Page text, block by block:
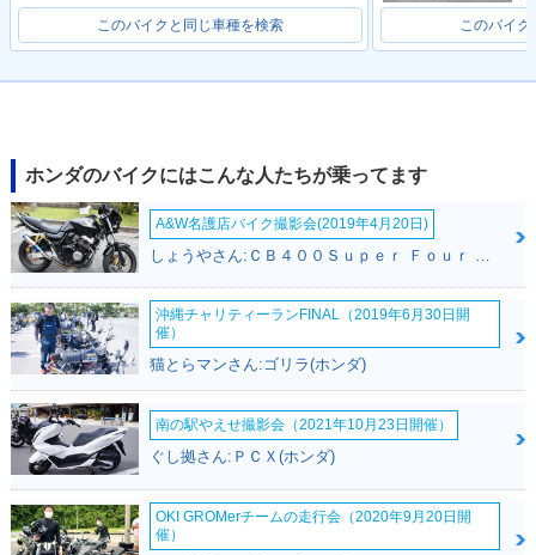
限定仕様
サリー・特別・限定
仕様
ェンジ
2012年 Super Cub
ェンジ
2010年 Super Cub
2010年 Super Cub
このバイクと同じ車種を検索 このバイク
ホンダのバイクにはこんな人たちが乗ってます
A&W名護店バイク撮影会(2019年4月20日)
沖縄チャリティーランFINAL（2019年6月30日開
催）
猫とらマンさん:ゴリラ(ホンダ)
南の駅やえせ撮影会（2021年10月23日開催）
ぐし拠さん:ＰＣＸ(ホンダ)
OKI GROMerチームの走行会（2020年9月20日開
催）